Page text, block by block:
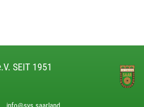
SEIT 1951